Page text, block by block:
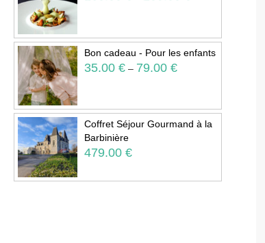
Bon cadeau - Pour les enfants
35.00€ – 79.00€
Coffret Séjour Gourmand à la
Barbinière
479.00€